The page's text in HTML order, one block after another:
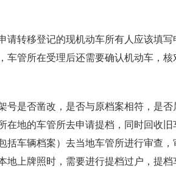
请转移登记的现机动车所有人应该填
车管所在受理后还需要确认机动车，
号是否凿改，是否与原档案相符，是
在地的车管所去申请提档，同时回收
括车辆档案）去当地车管所进行审查
地上牌照时，需要进行提档过户，提